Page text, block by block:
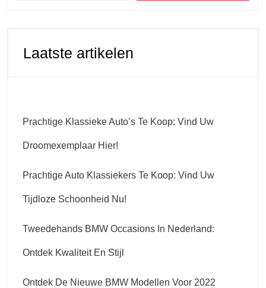
Laatste artikelen
Prachtige Klassieke Auto’s Te Koop: Vind Uw
Droomexemplaar Hier!
Prachtige Auto Klassiekers Te Koop: Vind Uw
Tijdloze Schoonheid Nu!
Tweedehands BMW Occasions In Nederland:
Ontdek Kwaliteit En Stijl
Ontdek De Nieuwe BMW Modellen Voor 2022